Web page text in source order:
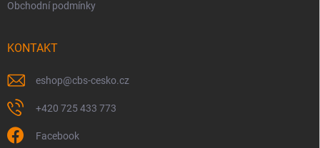
Obchodní podmínky
KONTAKT
eshop@cbs-cesko.cz
+420 725 433 773
Facebook